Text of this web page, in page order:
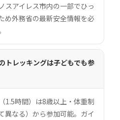
スアイレス市内の一部でひっ
め外務省の最新安全情報を必
トレッキングは子どもでも参
1.5時間）は8歳以上・体重制
異なる）から参加可能。ガイ